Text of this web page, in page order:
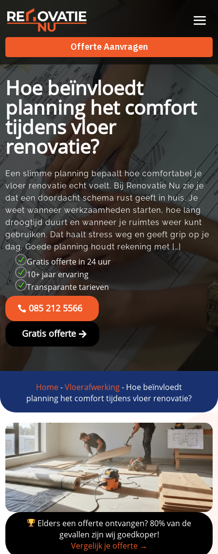
Offerte Aanvragen
Offerte Aanvragen
Hoe beïnvloedt
planning het comfort
tijdens vloer
renovatie?
Een slimme planning bepaalt hoe comfortabel je
vloer renovatie echt voelt.​ Bij Renovatie Nu zie je
dat een doordacht schema rust geeft in huis.​ Je
weet wanneer werkzaamheden starten, hoe lang
droogtijd duurt en wanneer je ruimtes weer kunt
gebruiken.​ Dat haalt stress weg en geeft grip op je
dag.​ Goede planning houdt rekening met […]
N Gratis offerte in 24 uur
N 10+ jaar ervaring
N Transparante tarieven
085 212 5566
Gratis offerte
Home-Vloerafwerking- Hoe beïnvloedt
planning het comfort tijdens vloer renovatie?
Elders een offerte ontvangen? 80% van de
gevallen zijn wij goedkoper!
Vergelijk je offerte →